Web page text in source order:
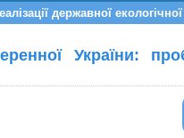
державної
України: